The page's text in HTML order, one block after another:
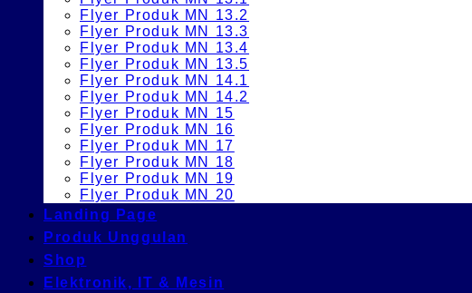
Flyer Produk MN 13.2
Flyer Produk MN 13.3
Flyer Produk MN 13.4
Flyer Produk MN 13.5
Flyer Produk MN 14.1
Flyer Produk MN 14.2
Flyer Produk MN 15
Flyer Produk MN 16
Flyer Produk MN 17
Flyer Produk MN 18
Flyer Produk MN 19
Flyer Produk MN 20
Landing Page
Produk Unggulan
Shop
Elektronik, IT & Mesin